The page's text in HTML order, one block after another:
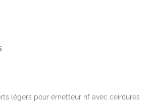
légers pour émetteur hf avec ceintures